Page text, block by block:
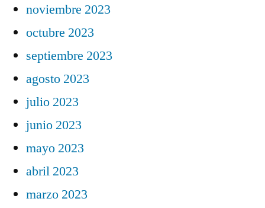
noviembre 2023
octubre 2023
septiembre 2023
agosto 2023
julio 2023
junio 2023
mayo 2023
abril 2023
marzo 2023